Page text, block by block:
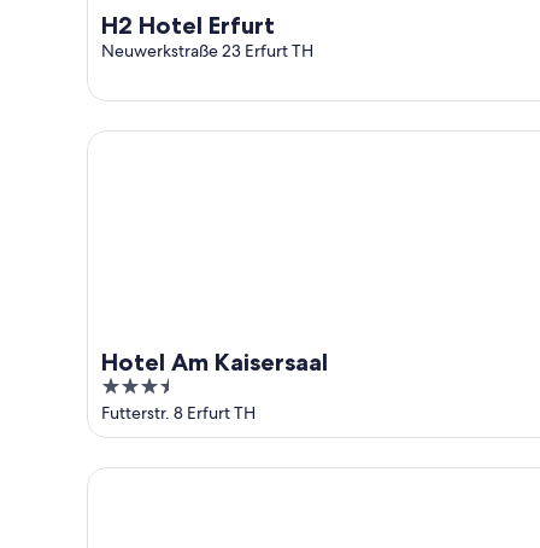
H2 Hotel Erfurt
Neuwerkstraße 23 Erfurt TH
Hotel Am Kaisersaal
3.5
out
of
5
Futterstr. 8 Erfurt TH
Hotel Am Kaisersaal
B&B HOTEL Erfurt-Hbf